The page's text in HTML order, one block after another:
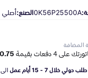
0K56P25500Aالصنع:أصلي
المضافة
طلب دولي خلال 7 - 15 أيام عمل الى